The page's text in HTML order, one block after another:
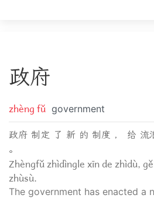
政府
zhèng fǔ government
政府 制定 了 新 的 制度 ， 给 流
。
Zhèngfǔ zhìdìngle xīn de zhìdù,
zhùsù.
The government has enacted a